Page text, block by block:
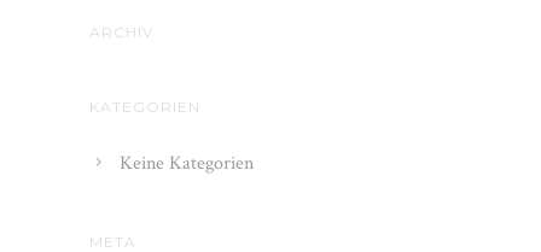
ARCHIV
KATEGORIEN
Keine Kategorien
META